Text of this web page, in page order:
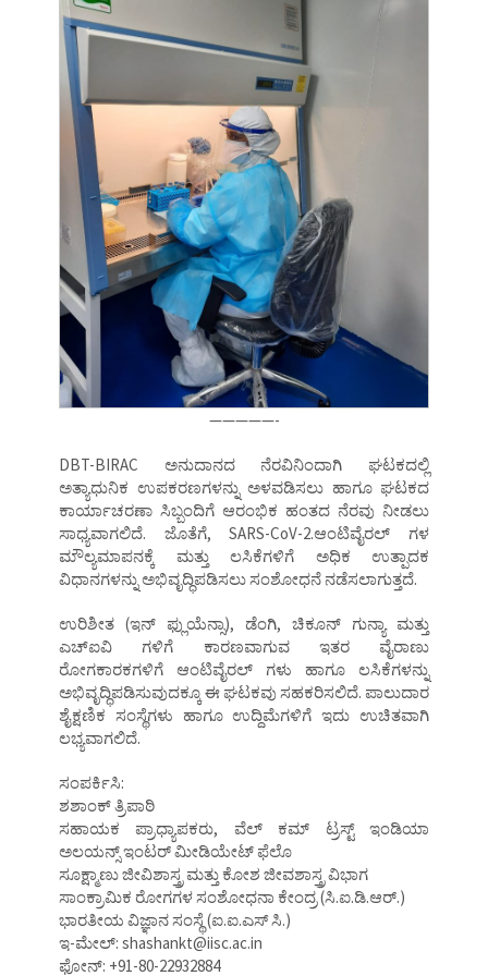
—————-
DBT-BIRAC ಅನುದಾನದ ನೆರವಿನಿಂದಾಗಿ ಘಟಕದಲ್ಲಿ
ಅತ್ಯಾಧುನಿಕ ಉಪಕರಣಗಳನ್ನು ಅಳವಡಿಸಲು ಹಾಗೂ ಘಟಕದ
ಕಾರ್ಯಾಚರಣಾ ಸಿಬ್ಬಂದಿಗೆ ಆರಂಭಿಕ ಹಂತದ ನೆರವು ನೀಡಲು
ಸಾಧ್ಯವಾಗಲಿದೆ. ಜೊತೆಗೆ, SARS-CoV-2.ಆಂಟಿವೈರಲ್ ಗಳ
ಮೌಲ್ಯಮಾಪನಕ್ಕೆ ಮತ್ತು ಲಸಿಕೆಗಳಿಗೆ ಅಧಿಕ ಉತ್ಪಾದಕ
ವಿಧಾನಗಳನ್ನು ಅಭಿವೃದ್ಧಿಪಡಿಸಲು ಸಂಶೋಧನೆ ನಡೆಸಲಾಗುತ್ತದೆ.
ಉರಿಶೀತ (ಇನ್ ಫ್ಲುಯೆನ್ಸಾ), ಡೆಂಗಿ, ಚಿಕೂನ್ ಗುನ್ಯಾ ಮತ್ತು
ಎಚ್ಐವಿ ಗಳಿಗೆ ಕಾರಣವಾಗುವ ಇತರ ವೈರಾಣು
ರೋಗಕಾರಕಗಳಿಗೆ ಆಂಟಿವೈರಲ್ ಗಳು ಹಾಗೂ ಲಸಿಕೆಗಳನ್ನು
ಅಭಿವೃದ್ಧಿಪಡಿಸುವುದಕ್ಕೂ ಈ ಘಟಕವು ಸಹಕರಿಸಲಿದೆ. ಪಾಲುದಾರ
ಶೈಕ್ಷಣಿಕ ಸಂಸ್ಥೆಗಳು ಹಾಗೂ ಉದ್ದಿಮೆಗಳಿಗೆ ಇದು ಉಚಿತವಾಗಿ
ಲಭ್ಯವಾಗಲಿದೆ.
ಸಂಪರ್ಕಿಸಿ:
ಶಶಾಂಕ್ ತ್ರಿಪಾಠಿ
ಸಹಾಯಕ ಪ್ರಾಧ್ಯಾಪಕರು, ವೆಲ್ ಕಮ್ ಟ್ರಸ್ಟ್ ಇಂಡಿಯಾ
ಅಲಯನ್ಸ್ ಇಂಟರ್ ಮೀಡಿಯೇಟ್ ಫೆಲೊ
ಸೂಕ್ಷ್ಮಾಣು ಜೀವಿಶಾಸ್ತ್ರ ಮತ್ತು ಕೋಶ ಜೀವಶಾಸ್ತ್ರ ವಿಭಾಗ
ಸಾಂಕ್ರಾಮಿಕ ರೋಗಗಳ ಸಂಶೋಧನಾ ಕೇಂದ್ರ (ಸಿ.ಐ.ಡಿ.ಆರ್.)
ಭಾರತೀಯ ವಿಜ್ಞಾನ ಸಂಸ್ಥೆ (ಐ.ಐ.ಎಸ್ ಸಿ.)
ಇ-ಮೇಲ್: shashankt@iisc.ac.in
ಫೋನ್: +91-80-22932884